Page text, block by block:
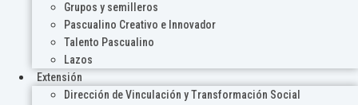
Grupos y semilleros
Pascualino Creativo e Innovador
Talento Pascualino
Lazos
Extensión
Dirección de Vinculación y Transformación Social